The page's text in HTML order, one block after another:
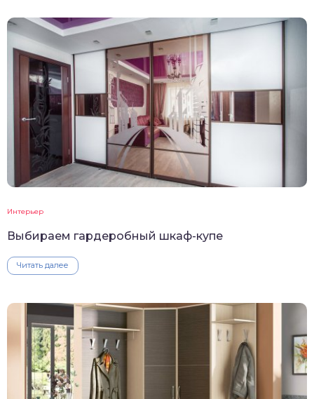
Интерьер
Выбираем гардеробный шкаф-купе
Читать далее